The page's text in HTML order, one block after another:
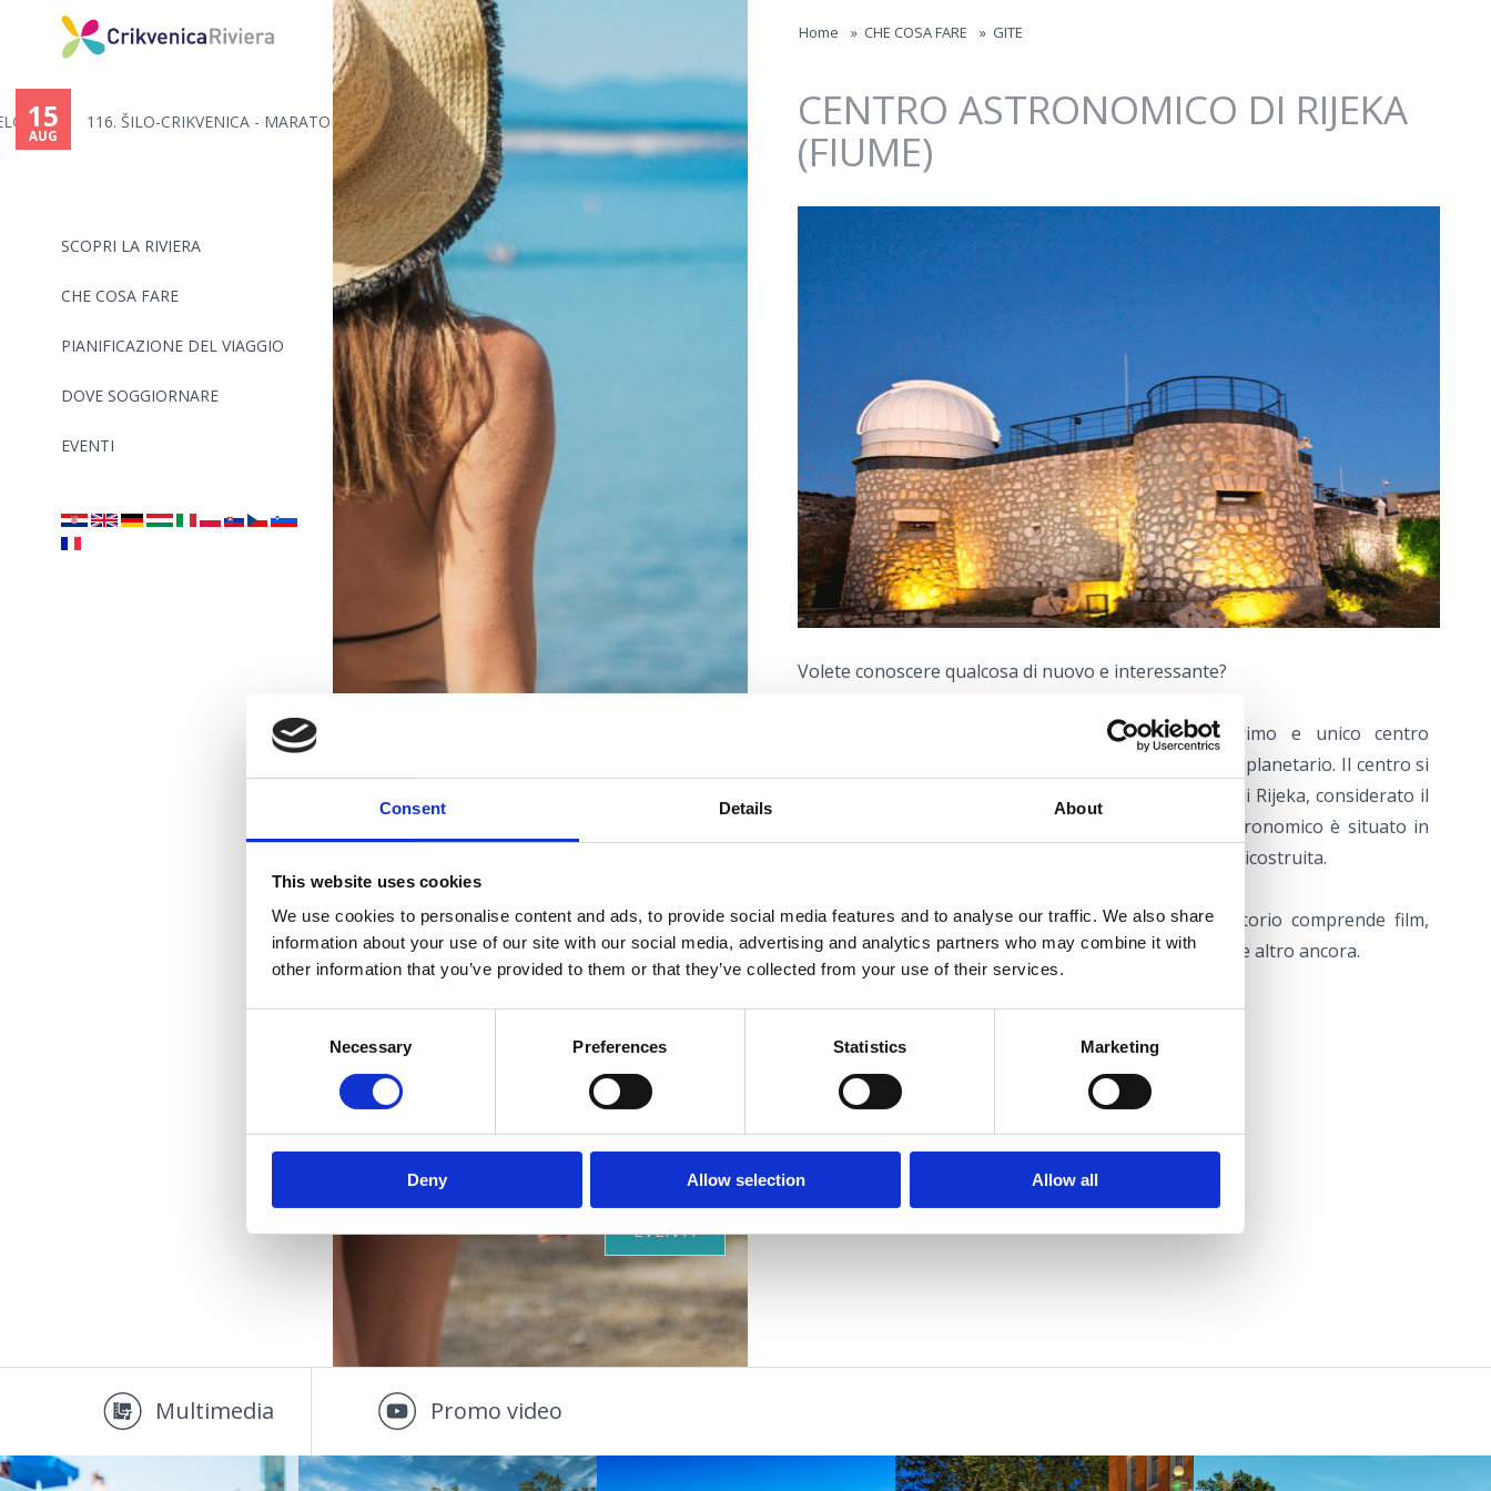
Consent Details About
This website uses cookies
We use cookies to personalise content and ads, to provide social media features and to analyse our traffic. We also share
information about your use of our site with our social media, advertising and analytics partners who may combine it with
other information that you’ve provided to them or that they’ve collected from your use of their services.
Necessary Preferences Statistics Marketing
Deny Allow selection Allow all
SCOPRI LA RIVIERA
CHE COSA FARE
PIANIFICAZIONE DEL VIAGGIO
DOVE SOGGIORNARE
EVENTI
15
AUG
116. ŠILO-CRIKVENICA - MARATON...
are
here
Home » CHE COSA FARE » GITE
CENTRO ASTRONOMICO DI RIJEKA
(FIUME)
Volete conoscere qualcosa di nuovo e interessante?
Il Centro astronomico di Rijeka (Fiume) è il primo e unico centro
astronomico in Croazia a unire un osservatorio e un planetario. Il centro si
trova sulla collina di Santa Croce, a 3 km dal centro di Rijeka, considerato il
più antico sito archeologico della città. Il Centro astronomico è situato in
una fortezza militare della Seconda guerra mondiale ricostruita.
Il programma del planetario digitale e dell'osservatorio comprende film,
conferenze interattive, osservazioni, lezioni, concerti e altro ancora.
Sveti Križ 33, 51 000 Rijeka
+385 51 455 700
www.astronomski-centar-rijeka.hr
Per la vostra
vacanza
perfetta
DOVE SOGGIORNARE
GASTRONOMIA
EVENTI
Multimedia Promo video